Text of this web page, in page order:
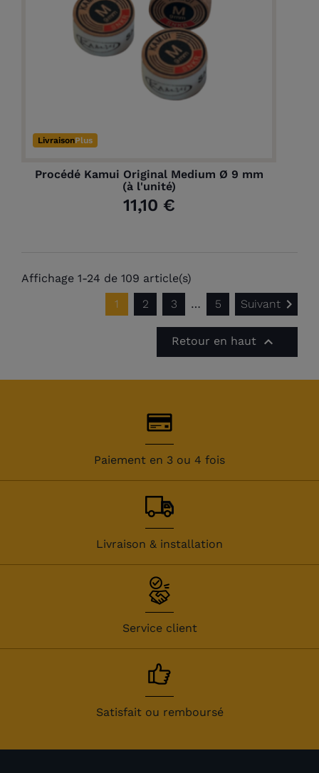
(14 avis)
LivraisonPlus
Procédé Kamui Original Medium Ø 9 mm
(à l'unité)
11,10 €
Affichage 1-24 de 109 article(s)
1
2 3 … 5 Suivant 
Retour en haut 
Paiement en 3 ou 4 fois
Livraison & installation
Service client
Satisfait ou remboursé